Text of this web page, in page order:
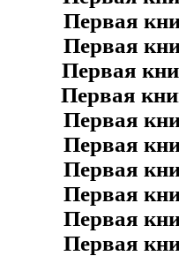
Первая
Первая
Первая
Первая
Первая
Первая
Первая
Первая
Первая
Первая